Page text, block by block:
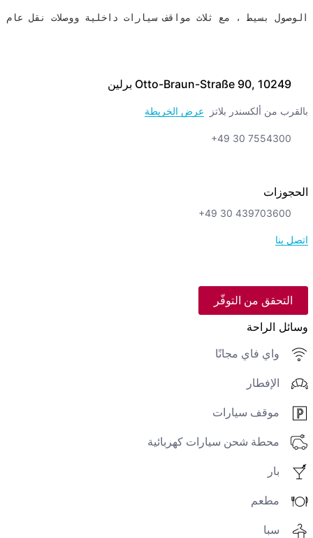
Otto-Braun-Straße 90, 10249 برلين
بالقرب من ألكسندر بلاتز عرض الخريطة
+49 30 7554300
الحجوزات
+49 30 439703600
اتصل بنا
التحقق من التوفّر
وسائل الراحة
واي فاي مجانًا
الإفطار
موقف سيارات
محطة شحن سيارات كهربائية
بار
مطعم
سبا
الوصول بسيط ، مع ثلاث مواقف سيارات داخلية ووصلات نقل عام ممتازة. وإذا كنت تقوم بزيارة عمل ، فإن الفندق به منطقة فعاليات بها 11 غرفة